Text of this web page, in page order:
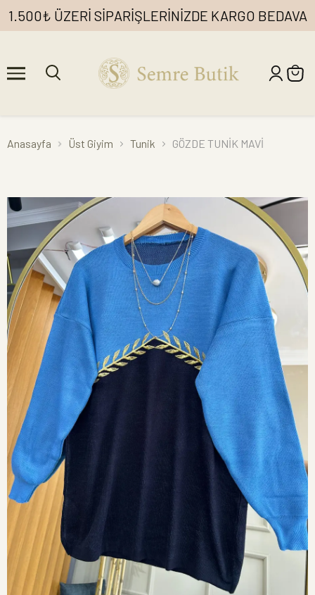
1.500₺ ÜZERİ SİPARİŞLERİNİZDE KARGO BEDAVA
Anasayfa Üst Giyim Tunik GÖZDE TUNİK MAVİ